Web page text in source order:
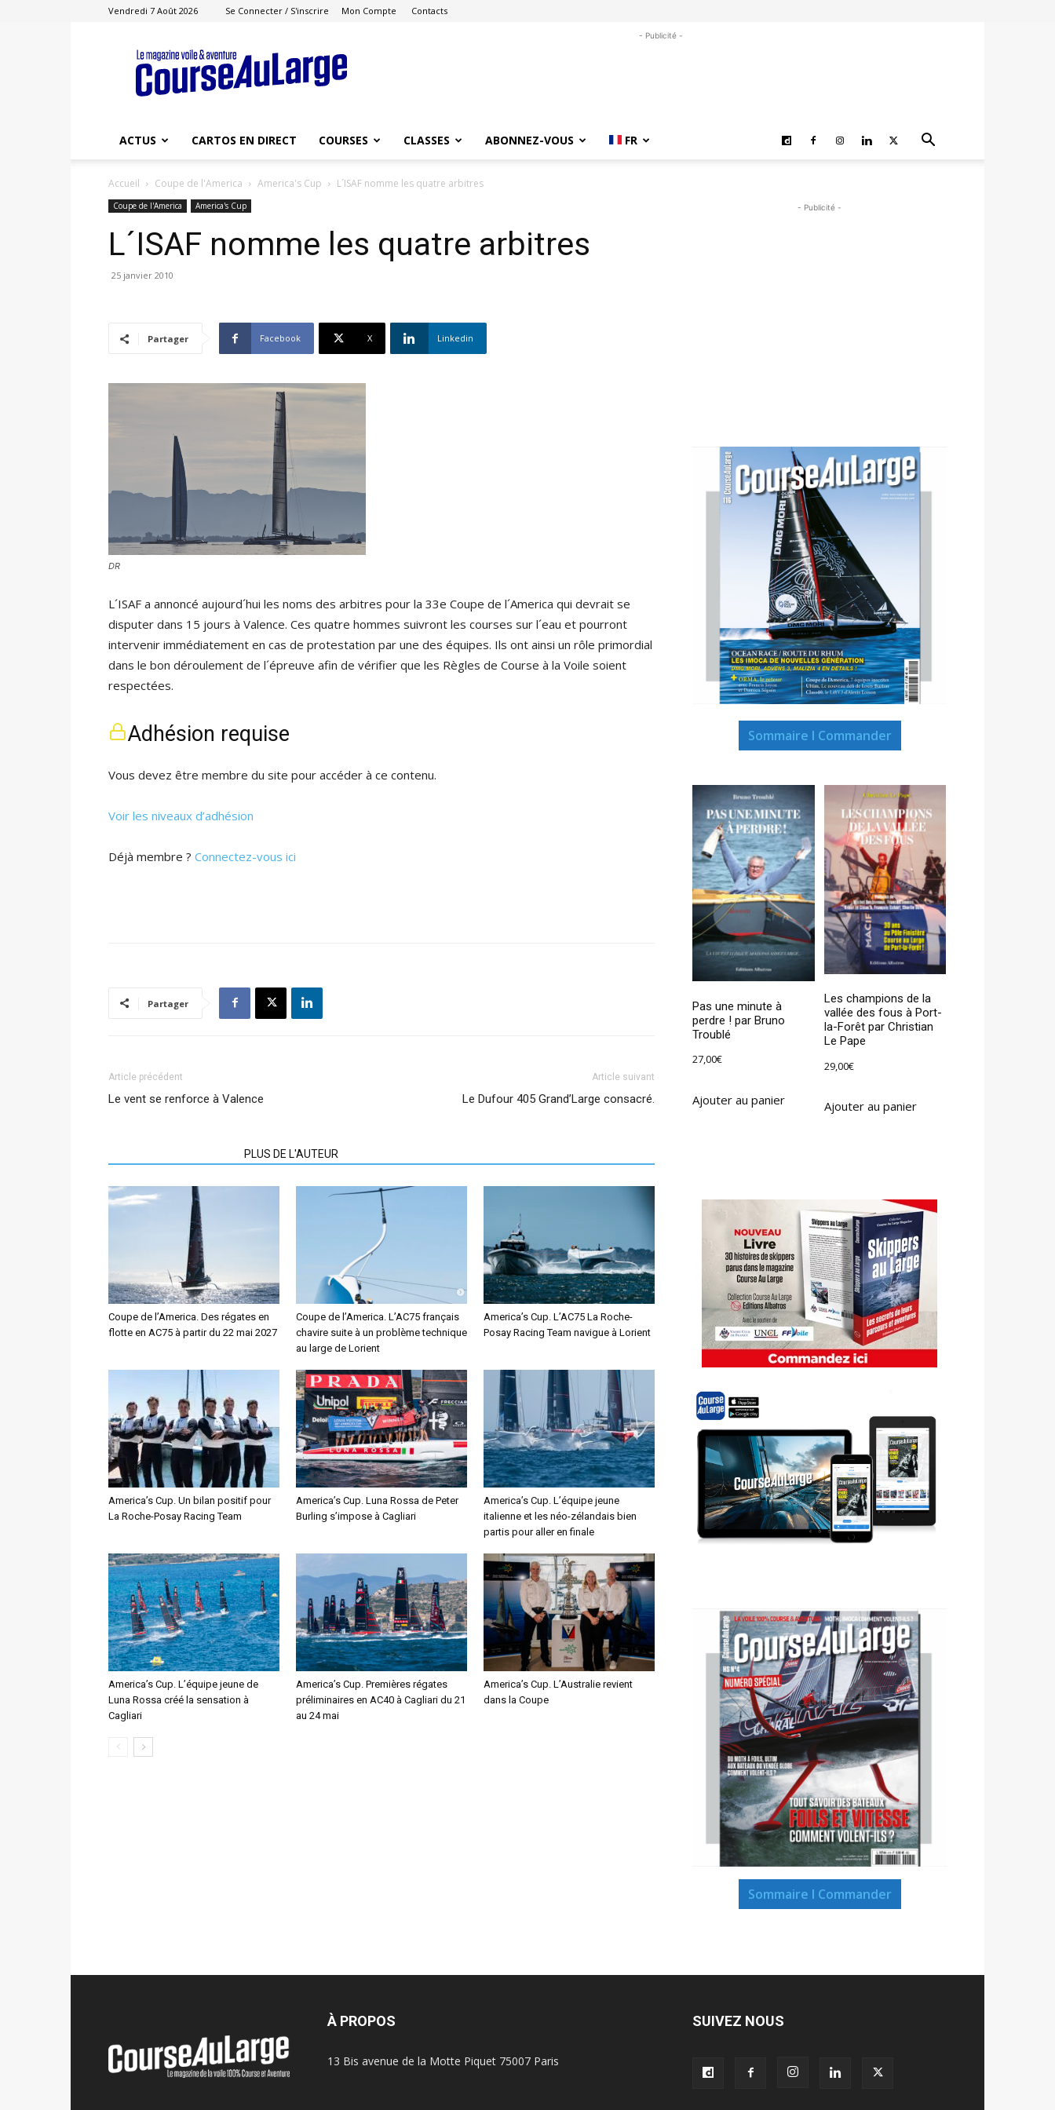
Vendredi 7 Août 2026 Se Connecter / S'inscrire Mon Compte Contacts
Course
au
Large
- Publicité -
ACTUS CARTOS EN DIRECT COURSES CLASSES ABONNEZ-VOUS FR
Accueil Coupe de l'America America's Cup L´ISAF nomme les quatre arbitres
Coupe de l'America America's Cup
L´ISAF nomme les quatre arbitres
25 janvier 2010
Partager Facebook X Linkedin
DR
L´ISAF a annoncé aujourd´hui les noms des arbitres pour la 33e Coupe de l´America qui devrait se
disputer dans 15 jours à Valence. Ces quatre hommes suivront les courses sur l´eau et pourront
intervenir immédiatement en cas de protestation par une des équipes. Ils ont ainsi un rôle primordial
dans le bon déroulement de l´épreuve afin de vérifier que les Règles de Course à la Voile soient
respectées.
Adhésion requise
Vous devez être membre du site pour accéder à ce contenu.
Voir les niveaux d’adhésion
Déjà membre ? Connectez-vous ici
Partager
Article précédent
Le vent se renforce à Valence
Article suivant
Le Dufour 405 Grand’Large consacré.
PLUS DE L'AUTEUR
Coupe de l’America. Des régates en
flotte en AC75 à partir du 22 mai 2027
Coupe de l’America. L’AC75 français
chavire suite à un problème technique
au large de Lorient
America’s Cup. L’AC75 La Roche-
Posay Racing Team navigue à Lorient
America’s Cup. Un bilan positif pour
La Roche-Posay Racing Team
America’s Cup. Luna Rossa de Peter
Burling s’impose à Cagliari
America’s Cup. L’équipe jeune
italienne et les néo-zélandais bien
partis pour aller en finale
America’s Cup. L’équipe jeune de
Luna Rossa créé la sensation à
Cagliari
America’s Cup. Premières régates
préliminaires en AC40 à Cagliari du 21
au 24 mai
America’s Cup. L’Australie revient
dans la Coupe
- Publicité -
Sommaire I Commander
Pas une minute à
perdre ! par Bruno
Troublé
27,00€
Ajouter au panier
Les champions de la
vallée des fous à Port-
la-Forêt par Christian
Le Pape
29,00€
Ajouter au panier
Sommaire I Commander
À PROPOS
13 Bis avenue de la Motte Piquet 75007 Paris
SUIVEZ NOUS